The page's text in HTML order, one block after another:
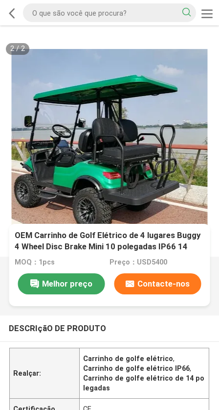
2/2
OEM Carrinho de Golf Elétrico de 4 lugares Buggy
4 Wheel Disc Brake Mini 10 polegadas IP66 14
polegadas Off Road
MOQ：1pcs Preço：USD5400
Melhor preço Contacte-nos
DESCRIçãO DE PRODUTO
Realçar:
Carrinho de golfe elétrico,
Carrinho de golfe elétrico IP66,
Carrinho de golfe elétrico de 14 po
legadas